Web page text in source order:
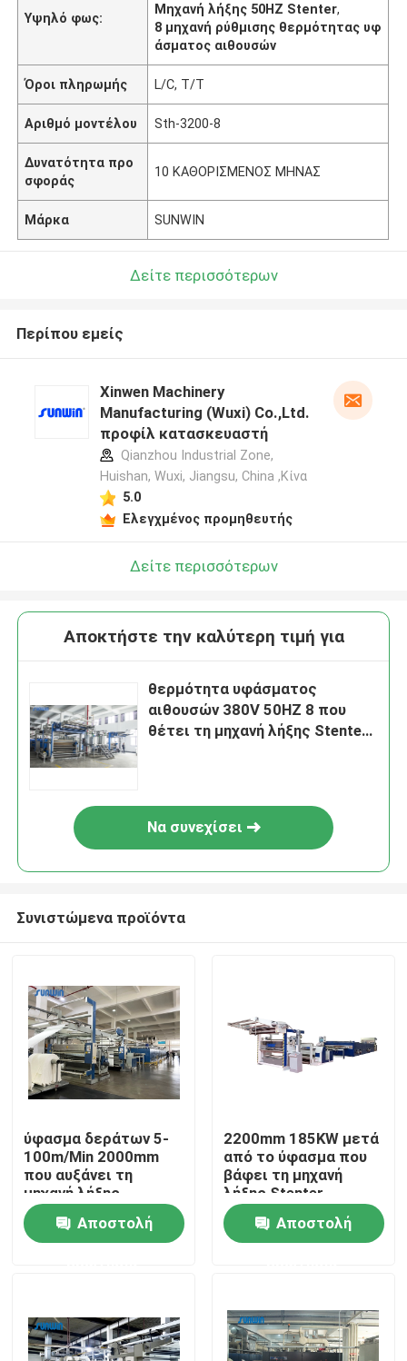
Σπίτι
Περίπου εμείς
Υψηλό φως:
Μηχανή λήξης 50HZ Stenter,
8 μηχανή ρύθμισης θερμότητας υφ
άσματος αιθουσών
Όροι πληρωμής L/C, T/T
Αριθμό μοντέλου Sth-3200-8
Δυνατότητα προ
σφοράς
10 ΚΑΘΟΡΙΣΜΕΝΟΣ ΜΗΝΑΣ
Μάρκα SUNWIN
Δείτε περισσότερων
Περίπου εμείς
Xinwen Machinery
Manufacturing (Wuxi) Co.,Ltd.
προφίλ κατασκευαστή
Qianzhou Industrial Zone,
Huishan, Wuxi, Jiangsu, China ,Κίνα
5.0
Ελεγχμένος προμηθευτής
Δείτε περισσότερων
Αποκτήστε την καλύτερη τιμή για
θερμότητα υφάσματος
αιθουσών 380V 50HZ 8 που
θέτει τη μηχανή λήξης Stenter
Να συνεχίσει
Συνιστώμενα προϊόντα
ύφασμα δεράτων 5-
100m/Min 2000mm
που αυξάνει τη
μηχανή λήξης
υφάσματος Stenter
μηχανώνΑποστολή
2200mm 185KW μετά
από το ύφασμα που
βάφει τη μηχανή
λήξης Stenter
ρύθμισης
θερμότητας
υφάσματος
Αποστολή